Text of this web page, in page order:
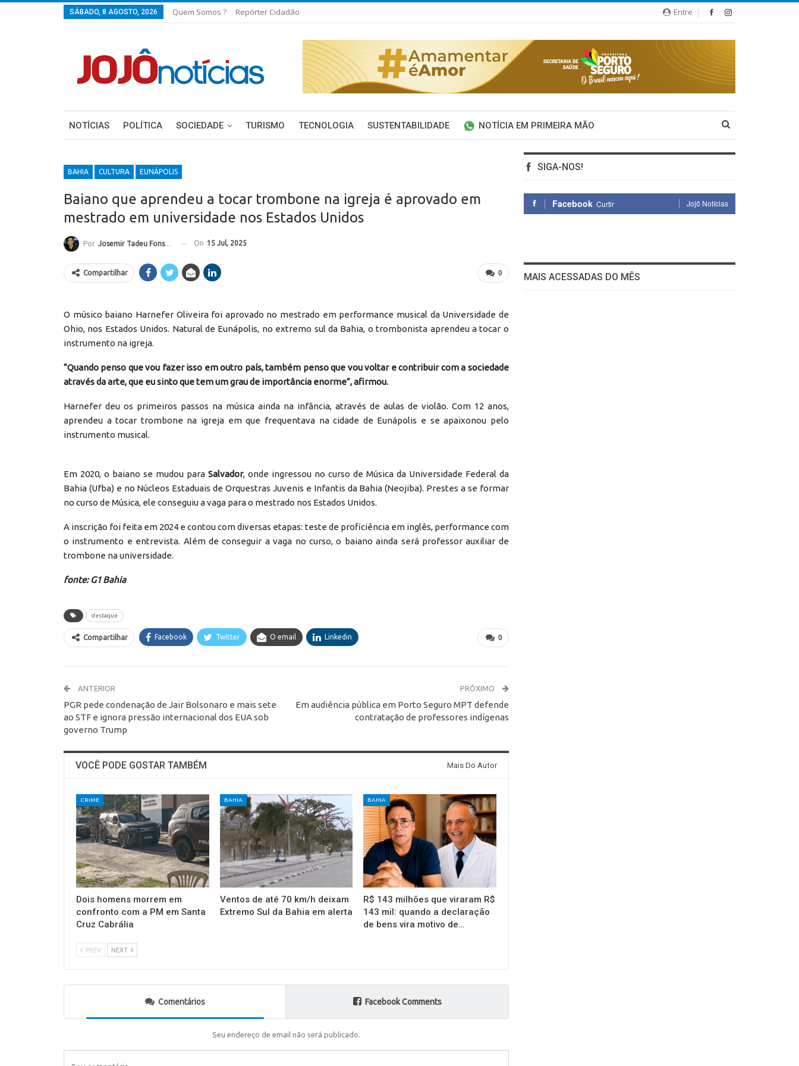
Entre
SÁBADO, 8 AGOSTO, 2026 Quem Somos ? Repórter Cidadão
NOTÍCIAS POLÍTICA SOCIEDADE TURISMO TECNOLOGIA SUSTENTABILIDADE NOTÍCIA EM PRIMEIRA MÃO
BAHIA CULTURA EUNÁPOLIS
Baiano que aprendeu a tocar trombone na igreja é aprovado em
mestrado em universidade nos Estados Unidos
Por Josemir Tadeu Fonseca On 15 Jul, 2025
0
Compartilhar
O músico baiano Harnefer Oliveira foi aprovado no mestrado em performance musical da Universidade de
Ohio, nos Estados Unidos. Natural de Eunápolis, no extremo sul da Bahia, o trombonista aprendeu a tocar o
instrumento na igreja.
“Quando penso que vou fazer isso em outro país, também penso que vou voltar e contribuir com a sociedade
através da arte, que eu sinto que tem um grau de importância enorme”, afirmou.
Harnefer deu os primeiros passos na música ainda na infância, através de aulas de violão. Com 12 anos,
aprendeu a tocar trombone na igreja em que frequentava na cidade de Eunápolis e se apaixonou pelo
instrumento musical.
Em 2020, o baiano se mudou para Salvador, onde ingressou no curso de Música da Universidade Federal da
Bahia (Ufba) e no Núcleos Estaduais de Orquestras Juvenis e Infantis da Bahia (Neojiba). Prestes a se formar
no curso de Música, ele conseguiu a vaga para o mestrado nos Estados Unidos.
A inscrição foi feita em 2024 e contou com diversas etapas: teste de proficiência em inglês, performance com
o instrumento e entrevista. Além de conseguir a vaga no curso, o baiano ainda será professor auxiliar de
trombone na universidade.
fonte: G1 Bahia
destaque
0
Compartilhar Facebook Twitter O email Linkedin
ANTERIOR
PGR pede condenação de Jair Bolsonaro e mais sete
ao STF e ignora pressão internacional dos EUA sob
governo Trump
PRÓXIMO
Em audiência pública em Porto Seguro MPT defende
contratação de professores indígenas
VOCÊ PODE GOSTAR TAMBÉM Mais Do Autor
CRIME
Dois homens morrem em
confronto com a PM em Santa
Cruz Cabrália
BAHIA
Ventos de até 70 km/h deixam
Extremo Sul da Bahia em alerta
BAHIA
R$ 143 milhões que viraram R$
143 mil: quando a declaração
de bens vira motivo de…
PREV NEXT
Comentários Facebook Comments
Seu endereço de email não será publicado.
SIGA-NOS!
Facebook Curtir Jojô Notícias
MAIS ACESSADAS DO MÊS